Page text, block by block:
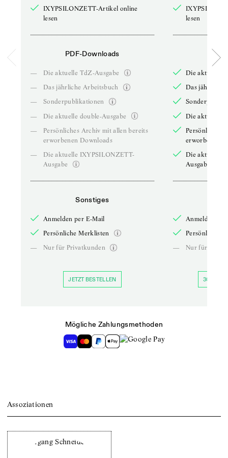
IXYPSILONZETT-Artikel online
lesen
PDF-Downloads
—
Die aktuelle TdZ-Ausgabe
—
Das jährliche Arbeitsbuch
—
Sonderpublikationen
—
Die aktuelle double-Ausgabe
—
Persönliches Archiv mit allen bereits
erworbenen Downloads
—
Die aktuelle IXYPSILONZETT-
Ausgabe
Sonstiges
Anmelden per E-Mail
Persönliche Merklisten
—
Nur für Privatkunden
JETZT BESTELLEN
lesen
Die aktuelle
Das jährliche
Die aktuelle
Persönliches
erworbenen
Die aktuelle
Ausgabe
Anmelden
Persönliche
—
Nur für
30 TAGE
Mögliche Zahlungsmethoden
Assoziationen